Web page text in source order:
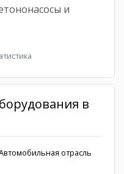
и
в
отрасль